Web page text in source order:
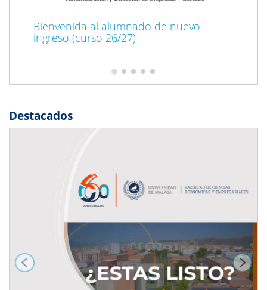
Bienvenida al alumnado de nuevo
ingreso (curso 26/27)
Destacados